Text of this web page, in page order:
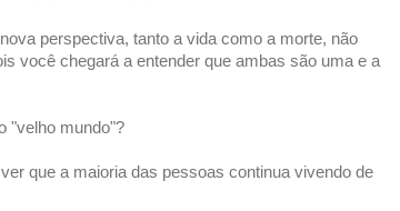
perspectiva, tanto a vida como a morte, não
você chegará a entender que ambas são uma e a
"velho mundo"?
que a maioria das pessoas continua vivendo de